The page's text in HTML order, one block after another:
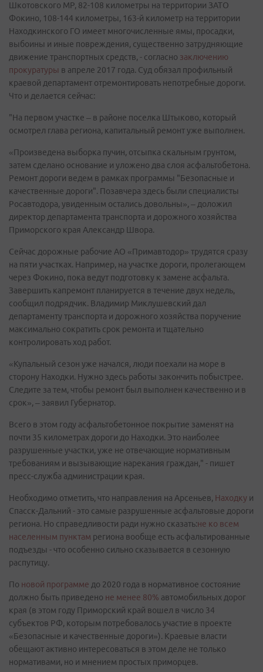
Шкотовского МР, 82-108 километры на территории ЗАТО
Фокино, 108-144 километры, 163-й километр на территории
Находкинского ГО имеет многочисленные ямы, просадки,
выбоины и иные повреждения, существенно затрудняющие
движение транспортных средств, - согласно заключению
прокуратуры в апреле 2017 года. Суд обязал профильный
краевой департамент отремонтировать непотребные дороги.
Что и делается сейчас:
"На первом участке – в районе поселка Штыково, который
осмотрел глава региона, капитальный ремонт уже выполнен.
«Произведена выборка пучин, отсыпка скальным грунтом,
затем сделано основание и уложено два слоя асфальтобетона.
Ремонт дороги ведем в рамках программы "Безопасные и
качественные дороги". Позавчера здесь были специалисты
Росавтодора, увиденным остались довольны», – доложил
директор департамента транспорта и дорожного хозяйства
Приморского края Александр Швора.
Сейчас дорожные рабочие АО «Примавтодор» трудятся сразу
на пяти участках. Например, на участке дороги, пролегающем
через Фокино, пока ведут подготовку к замене асфальта.
Завершить капремонт планируется в течение двух недель,
сообщил подрядчик. Владимир Миклушевский дал
департаменту транспорта и дорожного хозяйства поручение
максимально сократить срок ремонта и тщательно
контролировать ход работ.
«Купальный сезон уже начался, люди поехали на море в
сторону Находки. Нужно здесь работы закончить побыстрее.
Следите за тем, чтобы ремонт был выполнен качественно и в
срок», – заявил Губернатор.
Всего в этом году асфальтобетонное покрытие заменят на
почти 35 километрах дороги до Находки. Это наиболее
разрушенные участки, уже не отвечающие нормативным
требованиям и вызывающие нарекания граждан," - пишет
пресс-служба администрации края.
Необходимо отметить, что направления на Арсеньев, Находку и
Спасск-Дальний - это самые разрушенные асфальтовые дороги
региона. Но справедливости ради нужно сказать:не ко всем
населенным пунктам региона вообще есть асфальтированные
подъезды - что особенно сильно сказывается в сезонную
распутицу.
По новой программе до 2020 года в нормативное состояние
должно быть приведено не менее 80% автомобильных дорог
края (в этом году Приморский край вошел в число 34
субъектов РФ, которым потребовалось участие в проекте
«Безопасные и качественные дороги»). Краевые власти
обещают активно интересоваться в этом деле не только
нормативами, но и мнением простых приморцев.